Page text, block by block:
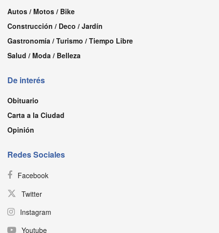
Autos / Motos / Bike
Construcción / Deco / Jardín
Gastronomía / Turismo / Tiempo Libre
Salud / Moda / Belleza
De interés
Obituario
Carta a la Ciudad
Opinión
Redes Sociales
Facebook
Twitter
Instagram
Youtube